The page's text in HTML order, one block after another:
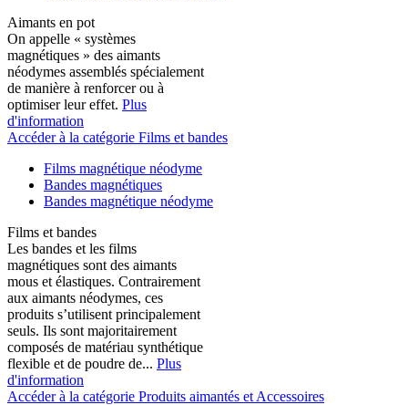
Aimants en pot
On appelle « systèmes
magnétiques » des aimants
néodymes assemblés spécialement
de manière à renforcer ou à
optimiser leur effet. Plus
d'information
Accéder à la catégorie Films et bandes
Films magnétique néodyme
Bandes magnétiques
Bandes magnétique néodyme
Films et bandes
Les bandes et les films
magnétiques sont des aimants
mous et élastiques. Contrairement
aux aimants néodymes, ces
produits s’utilisent principalement
seuls. Ils sont majoritairement
composés de matériau synthétique
flexible et de poudre de... Plus
d'information
Accéder à la catégorie Produits aimantés et Accessoires